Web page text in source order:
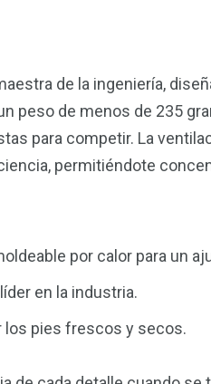
de la ingeniería,
peso de menos de 235
para competir. La
permitiéndote
por calor para un
en la industria.
los pies frescos y secos.